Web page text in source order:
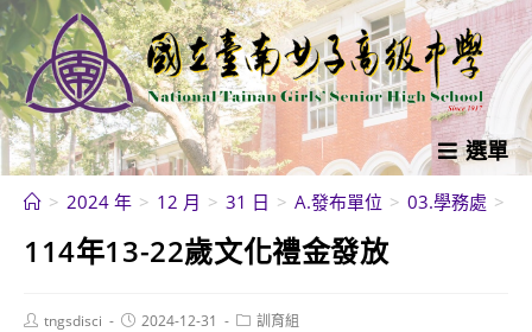
跳
轉
至
主
要
內
選單
> 2024 年 > 12 月 > 31 日 > A.發布單位 > 03.學務處 >
114年13-22歲文化禮金發放
Posttngsdisci
Post2024-12-31
Post訓育組